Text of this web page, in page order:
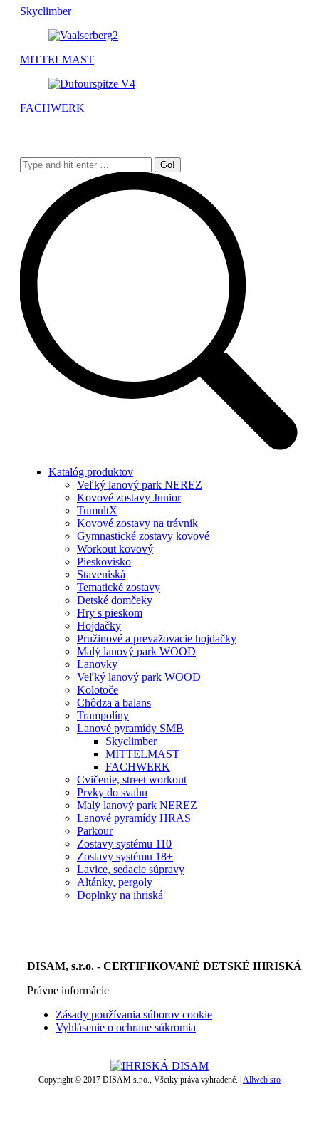
Skyclimber
MITTELMAST
FACHWERK
Search:
Katalóg produktov
Veľký lanový park NEREZ
Kovové zostavy Junior
TumultX
Kovové zostavy na trávnik
Gymnastické zostavy kovové
Workout kovový
Pieskovisko
Staveniská
Tematické zostavy
Detské domčeky
Hry s pieskom
Hojdačky
Pružinové a prevažovacie hojdačky
Malý lanový park WOOD
Lanovky
Veľký lanový park WOOD
Kolotoče
Chôdza a balans
Trampolíny
Lanové pyramídy SMB
Skyclimber
MITTELMAST
FACHWERK
Cvičenie, street workout
Prvky do svahu
Malý lanový park NEREZ
Lanové pyramídy HRAS
Parkour
Zostavy systému 110
Zostavy systému 18+
Lavice, sedacie súpravy
Altánky, pergoly
Doplnky na ihriská
DISAM, s.r.o. - CERTIFIKOVANÉ DETSKÉ IHRISKÁ
Právne informácie
Zásady používania súborov cookie
Vyhlásenie o ochrane súkromia
Copyright © 2017 DISAM s.r.o., Všetky práva vyhradené. |Allweb sro